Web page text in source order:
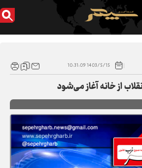
1403/5/15 10:31:09
از خانه آغاز می‌شود